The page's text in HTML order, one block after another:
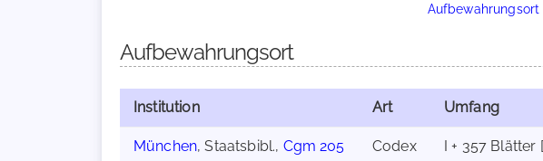
Aufbewahrungsort
Aufbewahrungsort
Institution Art Umfang
München, Staatsbibl., Cgm 205 Codex I + 357 Blätter